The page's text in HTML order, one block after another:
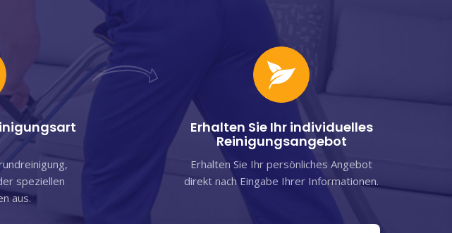
speziellen
aus.
Erhalten Sie Ihr individuelles
Reinigungsangebot
Erhalten Sie Ihr persönliches Angebot
direkt nach Eingabe Ihrer Informationen.